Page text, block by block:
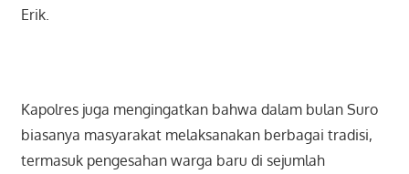
Erik.
Kapolres juga mengingatkan bahwa dalam bulan Suro
biasanya masyarakat melaksanakan berbagai tradisi,
termasuk pengesahan warga baru di sejumlah